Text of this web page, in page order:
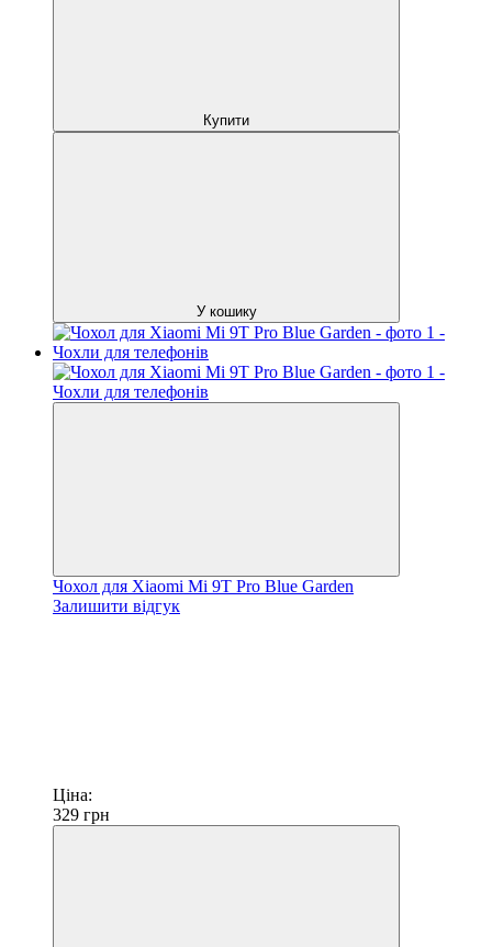
Купити
У кошику
Чохол для Xiaomi Mi 9T Pro Blue Garden
Залишити відгук
Ціна:
329 грн